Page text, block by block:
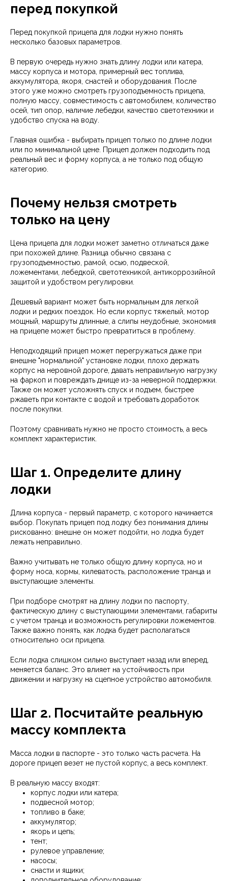
перед покупкой
Перед покупкой прицепа для лодки нужно понять
несколько базовых параметров.
В первую очередь нужно знать длину лодки или катера,
массу корпуса и мотора, примерный вес топлива,
аккумулятора, якоря, снастей и оборудования. После
этого уже можно смотреть грузоподъемность прицепа,
полную массу, совместимость с автомобилем, количество
осей, тип опор, наличие лебедки, качество светотехники и
удобство спуска на воду.
Главная ошибка - выбирать прицеп только по длине лодки
или по минимальной цене. Прицеп должен подходить под
реальный вес и форму корпуса, а не только под общую
категорию.
Почему нельзя смотреть
только на цену
Цена прицепа для лодки может заметно отличаться даже
при похожей длине. Разница обычно связана с
грузоподъемностью, рамой, осью, подвеской,
ложементами, лебедкой, светотехникой, антикоррозийной
защитой и удобством регулировки.
Дешевый вариант может быть нормальным для легкой
лодки и редких поездок. Но если корпус тяжелый, мотор
мощный, маршруты длинные, а слипы неудобные, экономия
на прицепе может быстро превратиться в проблему.
Неподходящий прицеп может перегружаться даже при
внешне "нормальной" установке лодки, плохо держать
корпус на неровной дороге, давать неправильную нагрузку
на фаркоп и повреждать днище из-за неверной поддержки.
Также он может усложнять спуск и подъем, быстрее
ржаветь при контакте с водой и требовать доработок
после покупки.
Поэтому сравнивать нужно не просто стоимость, а весь
комплект характеристик.
Шаг 1. Определите длину
лодки
Длина корпуса - первый параметр, с которого начинается
выбор. Покупать прицеп под лодку без понимания длины
рискованно: внешне он может подойти, но лодка будет
лежать неправильно.
Важно учитывать не только общую длину корпуса, но и
форму носа, кормы, килеватость, расположение транца и
выступающие элементы.
При подборе смотрят на длину лодки по паспорту,
фактическую длину с выступающими элементами, габариты
с учетом транца и возможность регулировки ложементов.
Также важно понять, как лодка будет располагаться
относительно оси прицепа.
Если лодка слишком сильно выступает назад или вперед,
меняется баланс. Это влияет на устойчивость при
движении и нагрузку на сцепное устройство автомобиля.
Шаг 2. Посчитайте реальную
массу комплекта
Масса лодки в паспорте - это только часть расчета. На
дороге прицеп везет не пустой корпус, а весь комплект.
В реальную массу входят:
корпус лодки или катера;
подвесной мотор;
топливо в баке;
аккумулятор;
якорь и цепь;
тент;
рулевое управление;
насосы;
снасти и ящики;